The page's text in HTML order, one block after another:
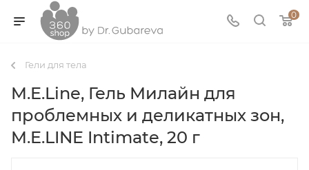
0
Гели для тела
M.E.Line, Гель Милайн для
проблемных и деликатных зон,
M.E.LINE Intimate, 20 г